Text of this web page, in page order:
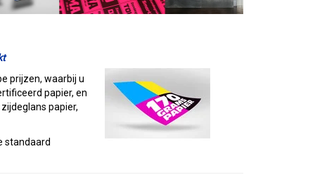
prijzen, waarbij u
papier, en
papier,
standaard